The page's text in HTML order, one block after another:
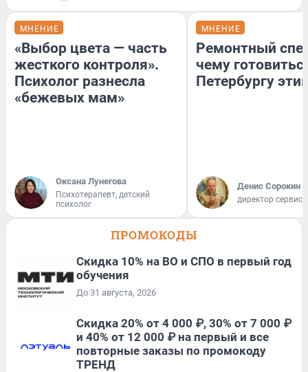
МНЕНИЕ
«Выбор цвета — часть
жесткого контроля».
Психолог разнесла
«бежевых мам»
Оксана Лунегова
Психотерапевт, детский
психолог
МНЕНИЕ
Ремонтный
чему
Петербургу
Денис Сорокин
директор
ПРОМОКОДЫ
Скидка 10% на ВО и СПО в первый год
обучения
До 31 августа, 2026
Скидка 20% от 4 000 ₽, 30% от 7 000 ₽
и 40% от 12 000 ₽ на первый и все
повторные заказы по промокоду
ТРЕНД